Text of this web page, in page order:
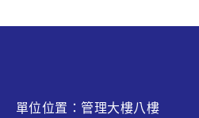
單位位置：管理大樓八樓